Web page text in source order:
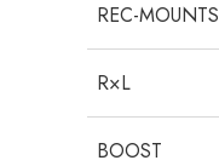
REC-MOUNTS
R×L
BOOST